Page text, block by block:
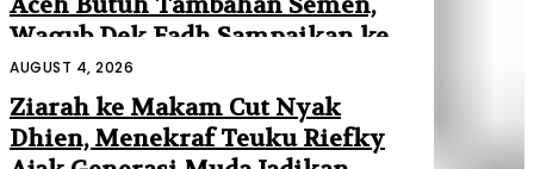
Wagub Dek Fadh Sampaikan ke
Mendagri dan Danantara
AUGUST 4, 2026
Ziarah ke Makam Cut Nyak
Dhien, Menekraf Teuku Riefky